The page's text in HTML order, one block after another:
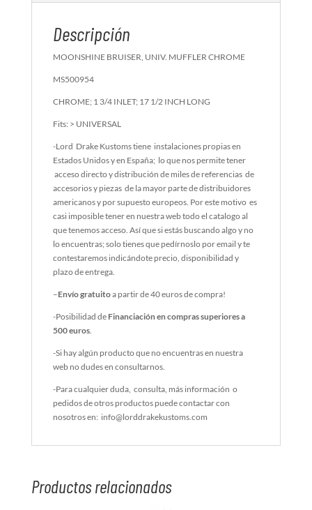
Descripción
MOONSHINE BRUISER, UNIV. MUFFLER CHROME
MS500954
CHROME; 1 3/4 INLET; 17 1/2 INCH LONG
Fits: > UNIVERSAL
-Lord Drake Kustoms tiene instalaciones propias en
Estados Unidos y en España; lo que nos permite tener
acceso directo y distribución de miles de referencias de
accesorios y piezas de la mayor parte de distribuidores
americanos y por supuesto europeos. Por este motivo es
casi imposible tener en nuestra web todo el catalogo al
que tenemos acceso. Así que si estás buscando algo y no
lo encuentras; solo tienes que pedírnoslo por email y te
contestaremos indicándote precio, disponibilidad y
plazo de entrega.
–Envío gratuitoa partir de 40 euros de compra!
-Posibilidad de Financiación en compras superiores a
500 euros.
-Si hay algún producto que no encuentras en nuestra
web no dudes en consultarnos.
-Para cualquier duda, consulta, más información o
pedidos de otros productos puede contactar con
nosotros en: info@lorddrakekustoms.com
Productos relacionados